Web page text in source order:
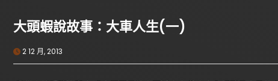
大頭蝦說故事：大車人生(一)
2 12 月, 2013